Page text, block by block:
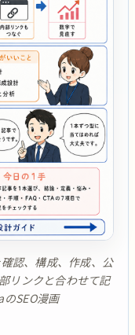
認、構成、作成、公
リンクと合わせて記
SEO漫画